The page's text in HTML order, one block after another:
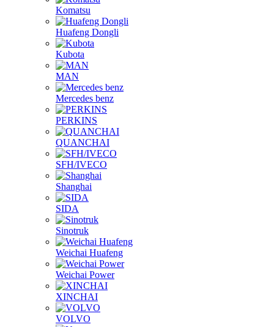
Komatsu
Huafeng Dongli
Kubota
MAN
Mercedes benz
PERKINS
QUANCHAI
SFH/IVECO
Shanghai
SIDA
Sinotruk
Weichai Huafeng
Weichai Power
XINCHAI
VOLVO